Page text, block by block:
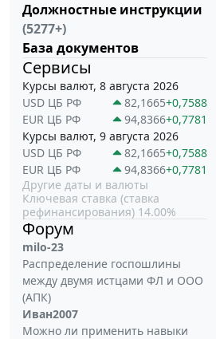
Должностные инструкции
(5277+)
База документов
Сервисы
Курсы валют, 8 августа 2026
USD ЦБ РФ
82,1665+0,7588
EUR ЦБ РФ
94,8366+0,7781
Курсы валют, 9 августа 2026
USD ЦБ РФ
82,1665+0,7588
EUR ЦБ РФ
94,8366+0,7781
Другие даты и валюты
Ключевая ставка (ставка
рефинансирования) 14.00%
Форум
milo-23
Распределение госпошлины
между двумя истцами ФЛ и ООО
(АПК)
Иван2007
Можно ли применить навыки